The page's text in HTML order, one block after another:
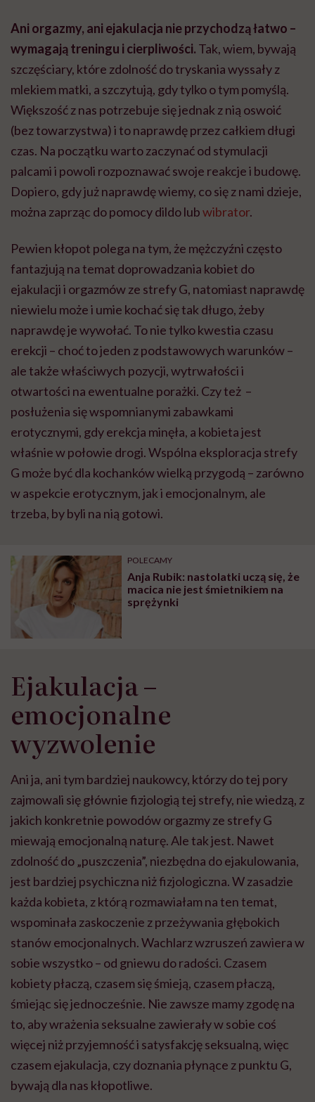
Ani orgazmy, ani ejakulacja nie przychodzą łatwo –
wymagają treningu i cierpliwości. Tak, wiem, bywają
szczęściary, które zdolność do tryskania wyssały z
mlekiem matki, a szczytują, gdy tylko o tym pomyślą.
Większość z nas potrzebuje się jednak z nią oswoić
(bez towarzystwa) i to naprawdę przez całkiem długi
czas. Na początku warto zaczynać od stymulacji
palcami i powoli rozpoznawać swoje reakcje i budowę.
Dopiero, gdy już naprawdę wiemy, co się z nami dzieje,
można zaprząc do pomocy dildo lubwibrator.
Pewien kłopot polega na tym, że mężczyźni często
fantazjują na temat doprowadzania kobiet do
ejakulacji i orgazmów ze strefy G, natomiast naprawdę
niewielu może i umie kochać się tak długo, żeby
naprawdę je wywołać. To nie tylko kwestia czasu
erekcji – choć to jeden z podstawowych warunków –
ale także właściwych pozycji, wytrwałości i
otwartości na ewentualne porażki. Czy też –
posłużenia się wspomnianymi zabawkami
erotycznymi, gdy erekcja minęła, a kobieta jest
właśnie w połowie drogi. Wspólna eksploracja strefy
G może być dla kochanków wielką przygodą – zarówno
w aspekcie erotycznym, jak i emocjonalnym, ale
trzeba, by byli na nią gotowi.
POLECAMY
Anja Rubik: nastolatki uczą się, że
macica nie jest śmietnikiem na
sprężynki
Ejakulacja –
emocjonalne
wyzwolenie
Ani ja, ani tym bardziej naukowcy, którzy do tej pory
zajmowali się głównie fizjologią tej strefy, nie wiedzą, z
jakich konkretnie powodów orgazmy ze strefy G
miewają emocjonalną naturę. Ale tak jest. Nawet
zdolność do „puszczenia”, niezbędna do ejakulowania,
jest bardziej psychiczna niż fizjologiczna. W zasadzie
każda kobieta, z którą rozmawiałam na ten temat,
wspominała zaskoczenie z przeżywania głębokich
stanów emocjonalnych. Wachlarz wzruszeń zawiera w
sobie wszystko – od gniewu do radości. Czasem
kobiety płaczą, czasem się śmieją, czasem płaczą,
śmiejąc się jednocześnie. Nie zawsze mamy zgodę na
to, aby wrażenia seksualne zawierały w sobie coś
więcej niż przyjemność i satysfakcję seksualną, więc
czasem ejakulacja, czy doznania płynące z punktu G,
bywają dla nas kłopotliwe.